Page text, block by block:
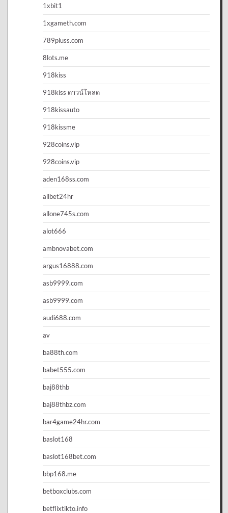
1xbit1
1xgameth.com
789pluss.com
8lots.me
918kiss
918kiss ดาวน์โหลด
918kissauto
918kissme
928coins.vip
928coins.vip
aden168ss.com
allbet24hr
allone745s.com
alot666
ambnovabet.com
argus16888.com
asb9999.com
asb9999.com
audi688.com
av
ba88th.com
babet555.com
baj88thb
baj88thbz.com
bar4game24hr.com
baslot168
baslot168bet.com
bbp168.me
betboxclubs.com
betflixtikto.info